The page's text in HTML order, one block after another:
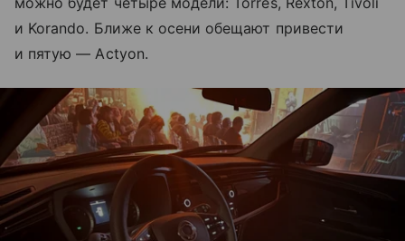
и Korando. Ближе к осени обещают привести
и пятую — Actyon.